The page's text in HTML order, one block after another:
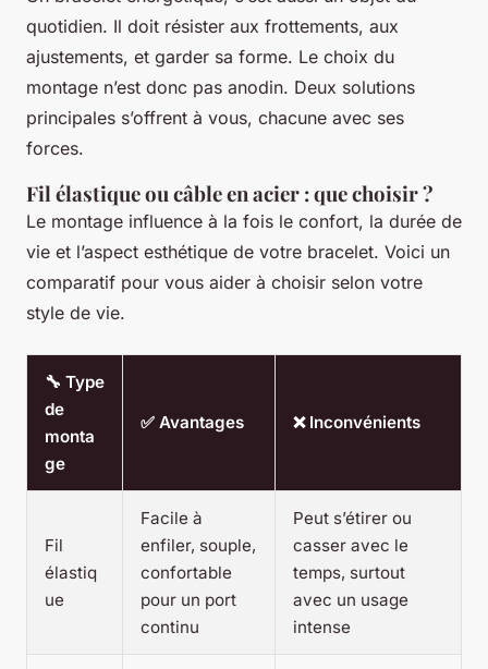
quotidien. Il doit résister aux frottements, aux
ajustements, et garder sa forme. Le choix du
montage n’est donc pas anodin. Deux solutions
principales s’offrent à vous, chacune avec ses
forces.
Fil élastique ou câble en acier : que choisir ?
Le montage influence à la fois le confort, la durée de
vie et l’aspect esthétique de votre bracelet. Voici un
comparatif pour vous aider à choisir selon votre
style de vie.
🔧 Type
de
monta
ge
✅ Avantages ❌ Inconvénients
Fil
élastiq
ue
Facile à
enfiler, souple,
confortable
pour un port
continu
Peut s’étirer ou
casser avec le
temps, surtout
avec un usage
intense